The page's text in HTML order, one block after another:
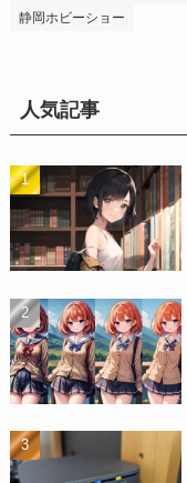
静岡ホビーショー
人気記事